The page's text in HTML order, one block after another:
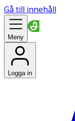
Gå till innehåll
Meny
Logga in